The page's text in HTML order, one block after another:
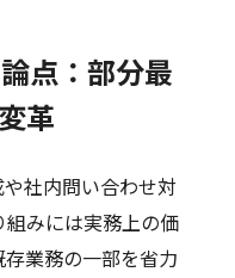
点：部分最
革
や社内問い合わせ対
みには実務上の価
業務の一部を省力